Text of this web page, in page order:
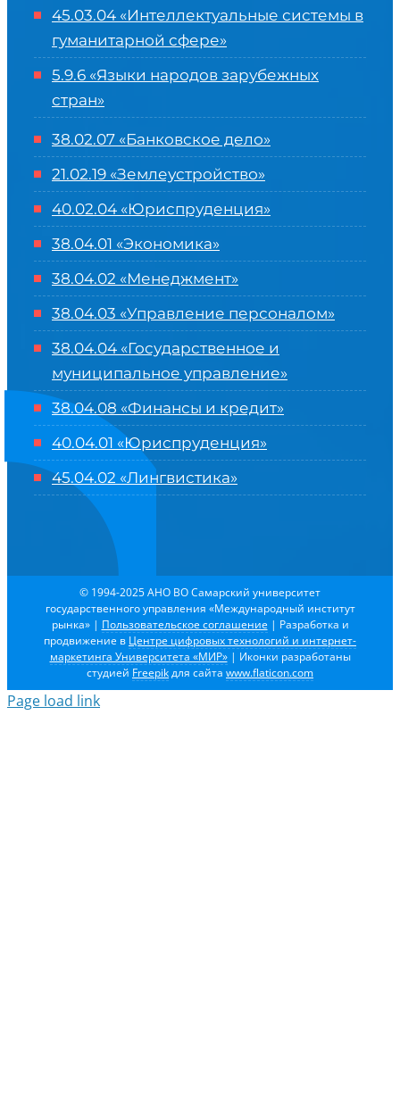
45.03.04 «Интеллектуальные системы в
гуманитарной сфере»
5.9.6 «Языки народов зарубежных
стран»
38.02.07 «Банковское дело»
21.02.19 «Землеустройство»
40.02.04 «Юриспруденция»
38.04.01 «Экономика»
38.04.02 «Менеджмент»
38.04.03 «Управление персоналом»
38.04.04 «Государственное и
муниципальное управление»
38.04.08 «Финансы и кредит»
40.04.01 «Юриспруденция»
45.04.02 «Лингвистика»
© 1994-2025 АНО ВО Самарский университет
государственного управления «Международный институт
рынка» | Пользовательское соглашение | Разработка и
продвижение в Центре цифровых технологий и интернет-
маркетинга Университета «МИР»| Иконки разработаны
студией Freepikдля сайта www.flaticon.com
Page load link